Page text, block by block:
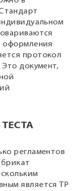
оформления
протокол
документ,
регламентов
является ТР